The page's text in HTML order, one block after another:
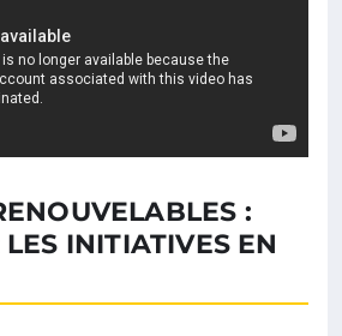
:
LES INITIATIVES EN